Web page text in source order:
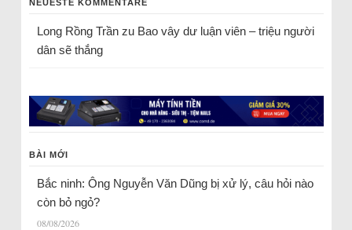
NEUESTE KOMMENTARE
Long Rồng Trầnzu Bao vây dư luận viên – triệu người
dân sẽ thắng
BÀI MỚI
Bắc ninh: Ông Nguyễn Văn Dũng bị xử lý, câu hỏi nào
còn bỏ ngỏ?
08/08/2026